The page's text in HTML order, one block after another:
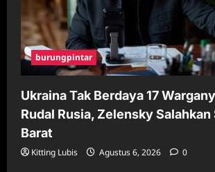
burungpintar
Ukraina Tak Berdaya 17
Rudal Rusia, Zelensky Salahkan
Barat
Kitting Lubis Agustus 6, 2026 0